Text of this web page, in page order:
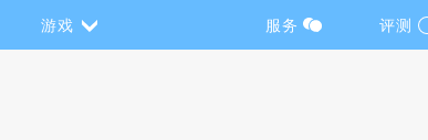
游戏 服务 评测